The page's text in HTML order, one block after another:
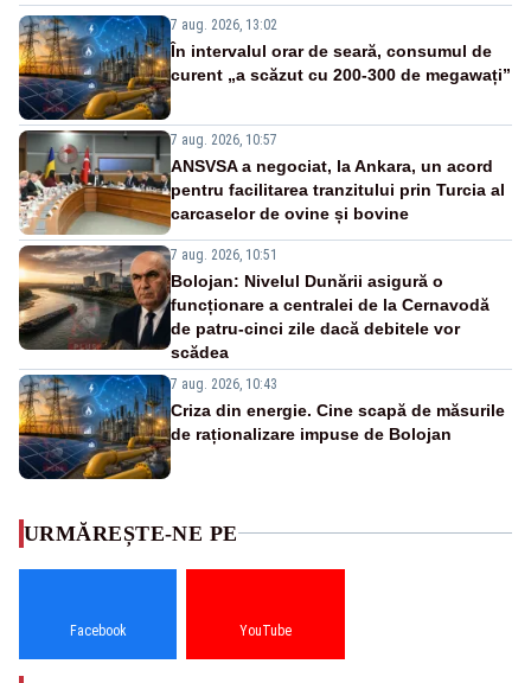
7 aug. 2026, 13:02
În intervalul orar de seară, consumul de
curent „a scăzut cu 200-300 de megawați”
7 aug. 2026, 10:57
ANSVSA a negociat, la Ankara, un acord
pentru facilitarea tranzitului prin Turcia al
carcaselor de ovine și bovine
7 aug. 2026, 10:51
Bolojan: Nivelul Dunării asigură o
funcționare a centralei de la Cernavodă
de patru-cinci zile dacă debitele vor
scădea
7 aug. 2026, 10:43
Criza din energie. Cine scapă de măsurile
de raționalizare impuse de Bolojan
URMĂREȘTE-NE PE
Facebook YouTube